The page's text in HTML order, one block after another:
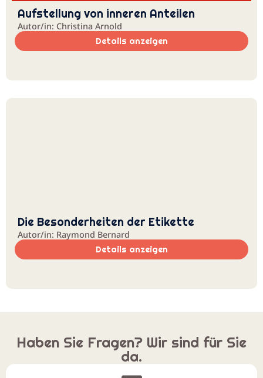
Aufstellung von inneren Anteilen
Autor/in: Christina Arnold
Details anzeigen
Die Besonderheiten der Etikette
Autor/in: Raymond Bernard
Details anzeigen
Haben Sie Fragen? Wir sind für Sie
da.